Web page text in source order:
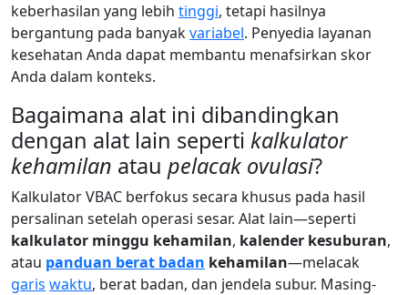
keberhasilan yang lebih tinggi, tetapi hasilnya
bergantung pada banyakvariabel. Penyedia layanan
kesehatan Anda dapat membantu menafsirkan skor
Anda dalam konteks.
Bagaimana alat ini dibandingkan
dengan alat lain seperti kalkulator
kehamilan atau pelacak ovulasi?
Kalkulator VBAC berfokus secara khusus pada hasil
persalinan setelah operasi sesar. Alat lain—seperti
kalkulator minggu kehamilan, kalender kesuburan,
atau panduan berat badan kehamilan—melacak
garis waktu, berat badan, dan jendela subur. Masing-